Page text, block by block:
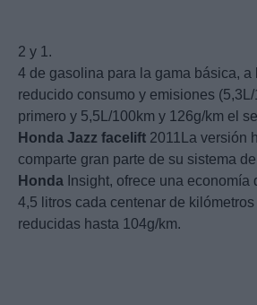
2 y 1.
4 de gasolina para la gama básica, a
reducido consumo y emisiones (5,3L/
primero y 5,5L/100km y 126g/km el
Honda Jazz facelift 2011La versión
comparte gran parte de su sistema
Honda Insight, ofrece una economía
4,5 litros cada centenar de
reducidas hasta 104g/km.